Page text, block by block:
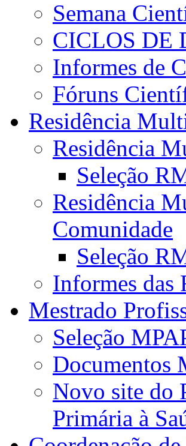
Semana
CICLOS DE
Informes de
Fóruns
Residência
Residência
Seleção
Residência
Comunidade
Seleção
Informes das
Mestrado
Seleção
Documentos
Novo site do
Primária à